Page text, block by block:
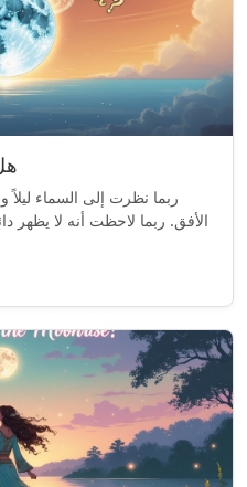
الأفق. ربما لاحظت أنه لا